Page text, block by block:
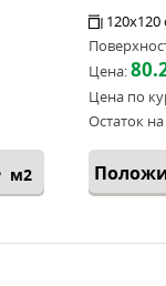
м2
120x120
Цена:
Цена по
Остаток